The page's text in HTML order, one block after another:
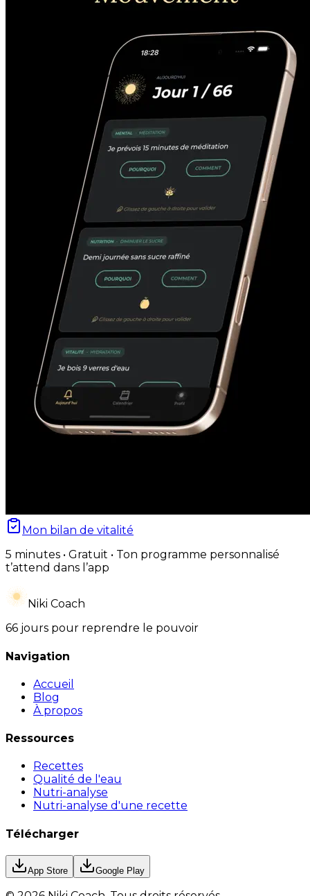
Mon bilan de vitalité
5 minutes • Gratuit • Ton programme personnalisé
t’attend dans l’app
Niki Coach
66 jours pour reprendre le pouvoir
Navigation
Accueil
Blog
À propos
Ressources
Recettes
Qualité de l'eau
Nutri-analyse
Nutri-analyse d'une recette
Télécharger
App Store Google Play